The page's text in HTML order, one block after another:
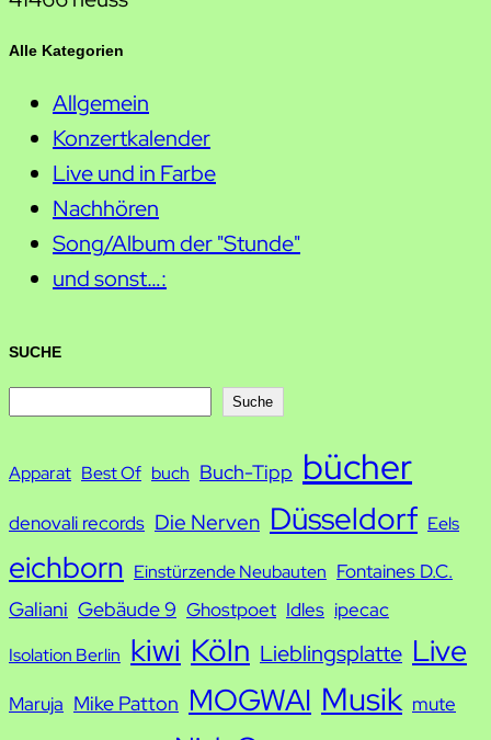
Alle Kategorien
Allgemein
Konzertkalender
Live und in Farbe
Nachhören
Song/Album der "Stunde"
und sonst…:
SUCHE
c
Suche
Apparat Best Of buch Buch-Tipp bücher
denovali records Die Nerven Düsseldorf Eels
eichborn Einstürzende Neubauten Fontaines D.C.
Galiani Gebäude 9 Ghostpoet Idles ipecac
Isolation Berlin kiwi Köln Lieblingsplatte Live
Maruja Mike Patton MOGWAI Musik mute